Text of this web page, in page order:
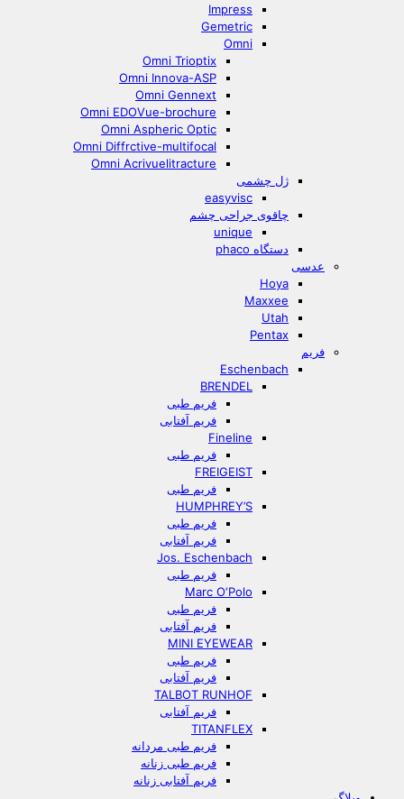
Impress
Gemetric
Omni
Omni Trioptix
Omni Innova-ASP
Omni Gennext
Omni EDOVue-brochure
Omni Aspheric Optic
Omni Diffrctive-multifocal
Omni Acrivuelitracture
ژل چشمی
easyvisc
چاقوی جراحی چشم
unique
دستگاه phaco
عدسی
Hoya
Maxxee
Utah
Pentax
فریم
Eschenbach
BRENDEL
فریم طبی
فریم آفتابی
Fineline
فریم طبی
FREIGEIST
فریم طبی
HUMPHREY’S
فریم طبی
فریم آفتابی
Jos. Eschenbach
فریم طبی
Marc O‘Polo
فریم طبی
فریم آفتابی
MINI EYEWEAR
فریم طبی
فریم آفتابی
TALBOT RUNHOF
فریم آفتابی
TITANFLEX
فریم طبی مردانه
فریم طبی زنانه
فریم آفتابی زنانه